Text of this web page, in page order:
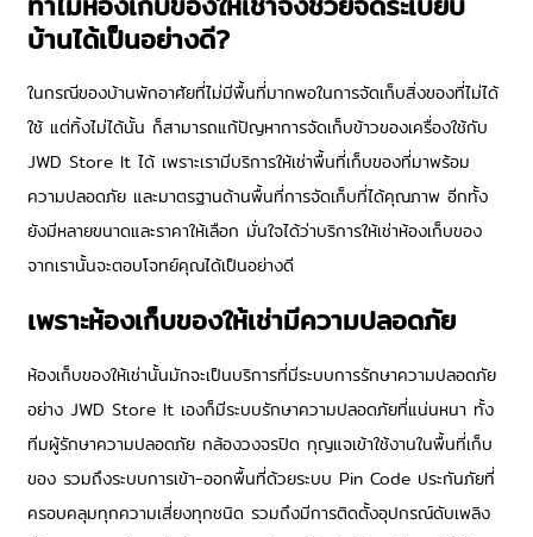
บ้านได้เป็นอย่างดี?
ในกรณีของบ้านพักอาศัยที่ไม่มีพื้นที่มากพอในการจัดเก็บสิ่งของที่ไม่ได้
ใช้ แต่ทิ้งไม่ได้นั้น ก็สามารถแก้ปัญหาการจัดเก็บข้าวของเครื่องใช้กับ
JWD Store It ได้ เพราะเรามีบริการให้เช่าพื้นที่เก็บของที่มาพร้อม
ความปลอดภัย และมาตรฐานด้านพื้นที่การจัดเก็บที่ได้คุณภาพ อีกทั้ง
ยังมีหลายขนาดและราคาให้เลือก มั่นใจได้ว่าบริการให้เช่าห้องเก็บของ
จากเรานั้นจะตอบโจทย์คุณได้เป็นอย่างดี
เพราะห้องเก็บของให้เช่ามีความปลอดภัย
ห้องเก็บของให้เช่านั้นมักจะเป็นบริการที่มีระบบการรักษาความปลอดภัย
อย่าง JWD Store It เองก็มีระบบรักษาความปลอดภัยที่แน่นหนา ทั้ง
ทีมผู้รักษาความปลอดภัย กล้องวงจรปิด กุญแจเข้าใช้งานในพื้นที่เก็บ
ของ รวมถึงระบบการเข้า-ออกพื้นที่ด้วยระบบ Pin Code ประกันภัยที่
ครอบคลุมทุกความเสี่ยงทุกชนิด รวมถึงมีการติดตั้งอุปกรณ์ดับเพลิง